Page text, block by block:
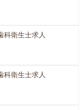
科衛生士求人
科衛生士求人